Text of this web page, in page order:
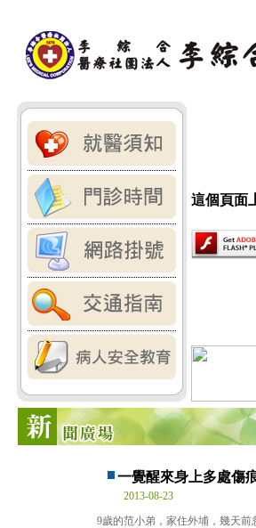
這個頁面
一覺醒來身上多處傷
2013-08-23
9歲的范小弟，家住外埔，幾天